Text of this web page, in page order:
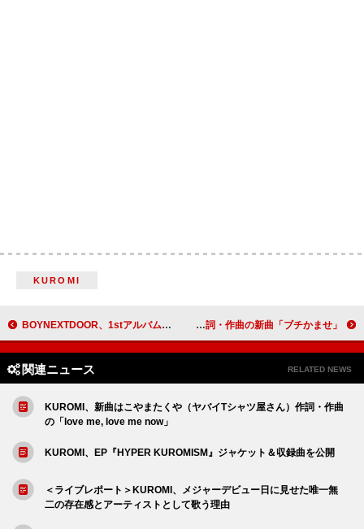
KUROMI
BOYNEXTDOOR、1stアルバム『HOME』トレーラー映像で本格的な演技に挑戦 ToshlがボカロPと初コラボ、さたぱんP作詞・作曲の新曲「ブチかませ」
関連ニュース RELATED NEWS
KUROMI、新曲はこやまたくや（ヤバイTシャツ屋さん）作詞・作曲
の「love me, love me now」
KUROMI、EP『HYPER KUROMISM』ジャケット＆収録曲を公開
＜ライブレポート＞KUROMI、メジャーデビュー日に見せた唯一無
二の存在感とアーティストとして歌う理由